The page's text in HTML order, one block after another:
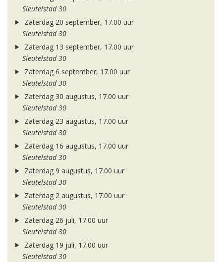
Sleutelstad 30
Zaterdag 20 september, 17.00 uur
Sleutelstad 30
Zaterdag 13 september, 17.00 uur
Sleutelstad 30
Zaterdag 6 september, 17.00 uur
Sleutelstad 30
Zaterdag 30 augustus, 17.00 uur
Sleutelstad 30
Zaterdag 23 augustus, 17.00 uur
Sleutelstad 30
Zaterdag 16 augustus, 17.00 uur
Sleutelstad 30
Zaterdag 9 augustus, 17.00 uur
Sleutelstad 30
Zaterdag 2 augustus, 17.00 uur
Sleutelstad 30
Zaterdag 26 juli, 17.00 uur
Sleutelstad 30
Zaterdag 19 juli, 17.00 uur
Sleutelstad 30